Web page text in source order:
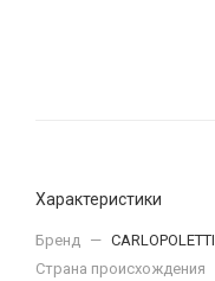
Характеристики
Бренд — CARLOPOLETTI
Страна происхождения